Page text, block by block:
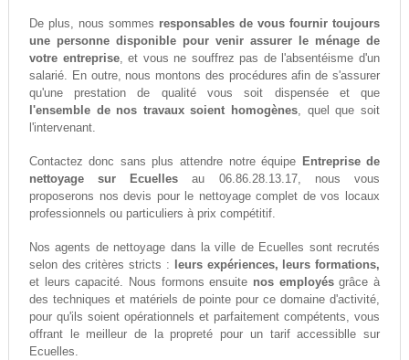
De plus, nous sommes responsables de vous fournir toujours
une personne disponible pour venir assurer le ménage de
votre entreprise, et vous ne souffrez pas de l'absentéisme d'un
salarié. En outre, nous montons des procédures afin de s'assurer
qu'une prestation de qualité vous soit dispensée et que
l'ensemble de nos travaux soient homogènes, quel que soit
l'intervenant.
Contactez donc sans plus attendre notre équipe Entreprise de
nettoyage sur Ecuelles au 06.86.28.13.17, nous vous
proposerons nos devis pour le nettoyage complet de vos locaux
professionnels ou particuliers à prix compétitif.
Nos agents de nettoyage dans la ville de Ecuelles sont recrutés
selon des critères stricts :
leurs expériences, leurs formations,
et leurs capacité. Nous formons ensuite nos employésgrâce à
des techniques et matériels de pointe pour ce domaine d'activité,
pour qu'ils soient opérationnels et parfaitement compétents, vous
offrant le meilleur de la propreté pour un tarif accessiblle sur
Ecuelles.